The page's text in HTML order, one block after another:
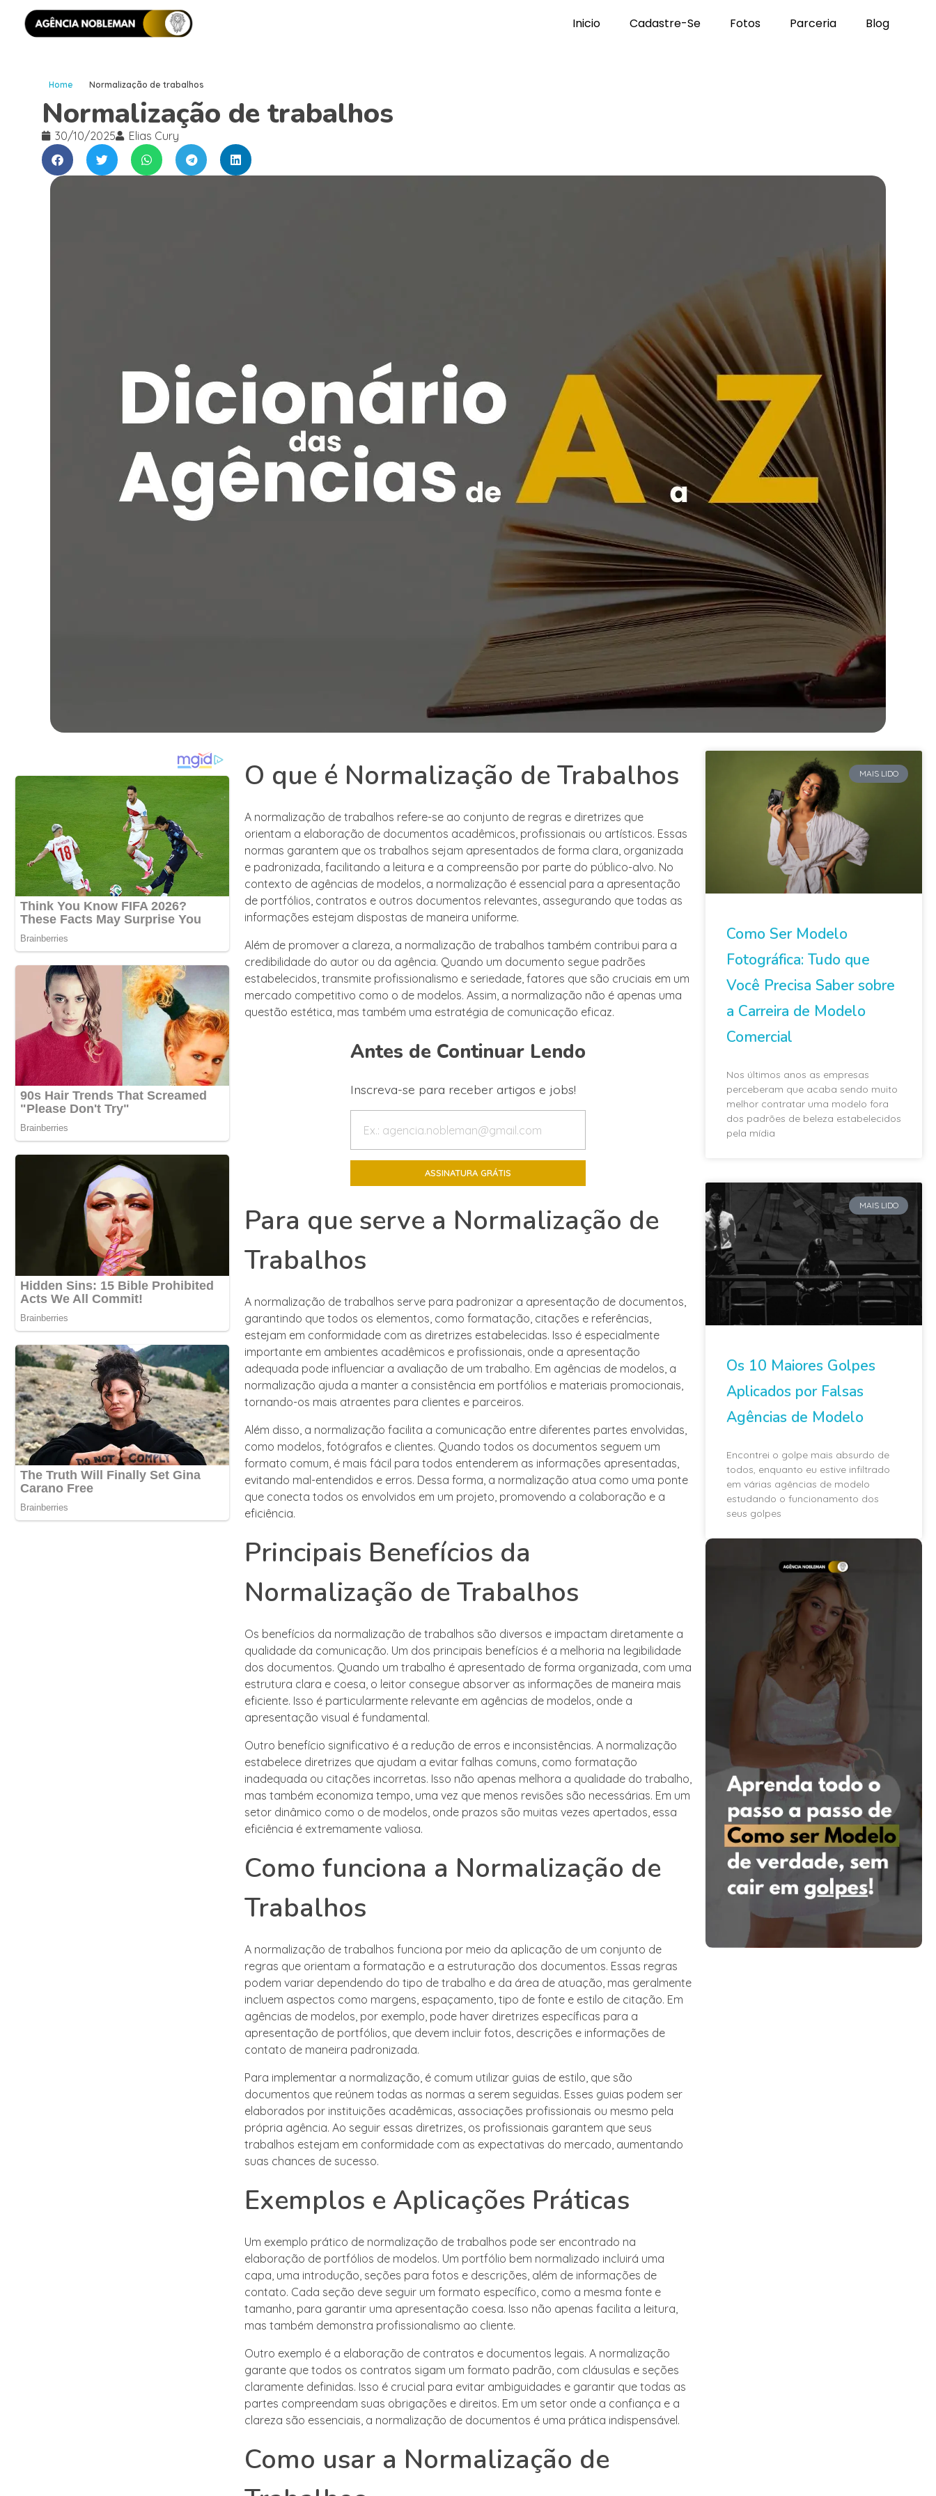
Inicio Cadastre-Se Fotos Parceria Blog
Home Normalização de trabalhos
Normalização de trabalhos
30/10/2025 Elias Cury
O que é Normalização de Trabalhos
A normalização de trabalhos refere-se ao conjunto de regras e diretrizes que
orientam a elaboração de documentos acadêmicos, profissionais ou artísticos. Essas
normas garantem que os trabalhos sejam apresentados de forma clara, organizada
e padronizada, facilitando a leitura e a compreensão por parte do público-alvo. No
contexto de agências de modelos, a normalização é essencial para a apresentação
de portfólios, contratos e outros documentos relevantes, assegurando que todas as
informações estejam dispostas de maneira uniforme.
Além de promover a clareza, a normalização de trabalhos também contribui para a
credibilidade do autor ou da agência. Quando um documento segue padrões
estabelecidos, transmite profissionalismo e seriedade, fatores que são cruciais em um
mercado competitivo como o de modelos. Assim, a normalização não é apenas uma
questão estética, mas também uma estratégia de comunicação eficaz.
Antes de Continuar Lendo
Inscreva-se para receber artigos e jobs!
Para que serve a Normalização de
Trabalhos
A normalização de trabalhos serve para padronizar a apresentação de documentos,
garantindo que todos os elementos, como formatação, citações e referências,
estejam em conformidade com as diretrizes estabelecidas. Isso é especialmente
importante em ambientes acadêmicos e profissionais, onde a apresentação
adequada pode influenciar a avaliação de um trabalho. Em agências de modelos, a
normalização ajuda a manter a consistência em portfólios e materiais promocionais,
tornando-os mais atraentes para clientes e parceiros.
Além disso, a normalização facilita a comunicação entre diferentes partes envolvidas,
como modelos, fotógrafos e clientes. Quando todos os documentos seguem um
formato comum, é mais fácil para todos entenderem as informações apresentadas,
evitando mal-entendidos e erros. Dessa forma, a normalização atua como uma ponte
que conecta todos os envolvidos em um projeto, promovendo a colaboração e a
eficiência.
Principais Benefícios da
Normalização de Trabalhos
Os benefícios da normalização de trabalhos são diversos e impactam diretamente a
qualidade da comunicação. Um dos principais benefícios é a melhoria na legibilidade
dos documentos. Quando um trabalho é apresentado de forma organizada, com uma
estrutura clara e coesa, o leitor consegue absorver as informações de maneira mais
eficiente. Isso é particularmente relevante em agências de modelos, onde a
apresentação visual é fundamental.
Outro benefício significativo é a redução de erros e inconsistências. A normalização
estabelece diretrizes que ajudam a evitar falhas comuns, como formatação
inadequada ou citações incorretas. Isso não apenas melhora a qualidade do trabalho,
mas também economiza tempo, uma vez que menos revisões são necessárias. Em um
setor dinâmico como o de modelos, onde prazos são muitas vezes apertados, essa
eficiência é extremamente valiosa.
Como funciona a Normalização de
Trabalhos
A normalização de trabalhos funciona por meio da aplicação de um conjunto de
regras que orientam a formatação e a estruturação dos documentos. Essas regras
podem variar dependendo do tipo de trabalho e da área de atuação, mas geralmente
incluem aspectos como margens, espaçamento, tipo de fonte e estilo de citação. Em
agências de modelos, por exemplo, pode haver diretrizes específicas para a
apresentação de portfólios, que devem incluir fotos, descrições e informações de
contato de maneira padronizada.
Para implementar a normalização, é comum utilizar guias de estilo, que são
documentos que reúnem todas as normas a serem seguidas. Esses guias podem ser
elaborados por instituições acadêmicas, associações profissionais ou mesmo pela
própria agência. Ao seguir essas diretrizes, os profissionais garantem que seus
trabalhos estejam em conformidade com as expectativas do mercado, aumentando
suas chances de sucesso.
Exemplos e Aplicações Práticas
Um exemplo prático de normalização de trabalhos pode ser encontrado na
elaboração de portfólios de modelos. Um portfólio bem normalizado incluirá uma
capa, uma introdução, seções para fotos e descrições, além de informações de
contato. Cada seção deve seguir um formato específico, como a mesma fonte e
tamanho, para garantir uma apresentação coesa. Isso não apenas facilita a leitura,
mas também demonstra profissionalismo ao cliente.
Outro exemplo é a elaboração de contratos e documentos legais. A normalização
garante que todos os contratos sigam um formato padrão, com cláusulas e seções
claramente definidas. Isso é crucial para evitar ambiguidades e garantir que todas as
partes compreendam suas obrigações e direitos. Em um setor onde a confiança e a
clareza são essenciais, a normalização de documentos é uma prática indispensável.
Como usar a Normalização de
MAIS LIDO
Como Ser Modelo
Fotográfica: Tudo que
Você Precisa Saber sobre
a Carreira de Modelo
Comercial
Nos últimos anos as empresas
perceberam que acaba sendo muito
melhor contratar uma modelo fora
dos padrões de beleza estabelecidos
pela mídia
MAIS LIDO
Os 10 Maiores Golpes
Aplicados por Falsas
Agências de Modelo
Encontrei o golpe mais absurdo de
todos, enquanto eu estive infiltrado
em várias agências de modelo
estudando o funcionamento dos
seus golpes